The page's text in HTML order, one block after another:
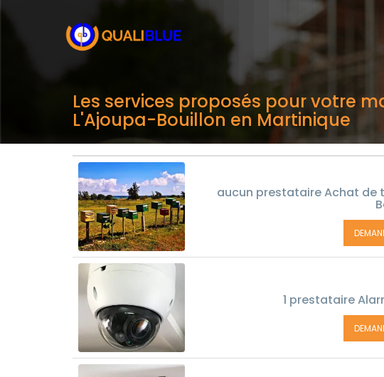
Les services proposés pour votre
L'Ajoupa-Bouillon en Martinique
aucun prestataire Achat de
1 prestataire